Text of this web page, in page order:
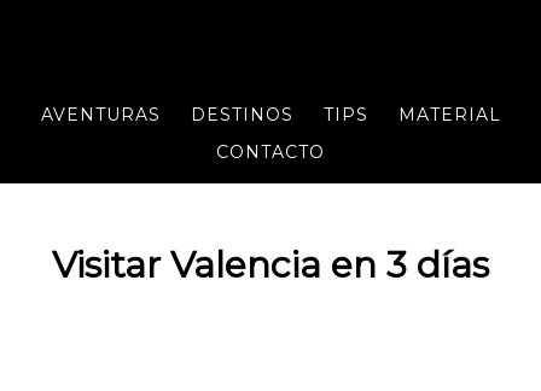
AVENTURAS DESTINOS TIPS
MATERIAL
CONTACTO
Visitar Valencia en 3 días